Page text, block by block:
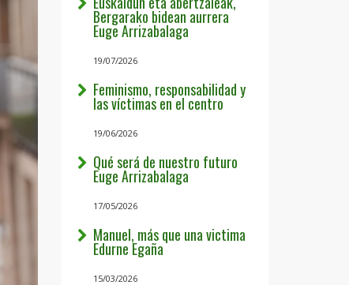
Bergarako bidean aurrera
Euge Arrizabalaga
19/07/2026
Feminismo, responsabilidad y
las víctimas en el centro
19/06/2026
Qué será de nuestro futuro
Euge Arrizabalaga
17/05/2026
Manuel, más que una victima
Edurne Egaña
15/03/2026